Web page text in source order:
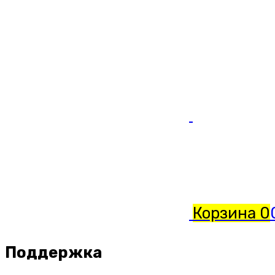
Корзина 0
Поддержка